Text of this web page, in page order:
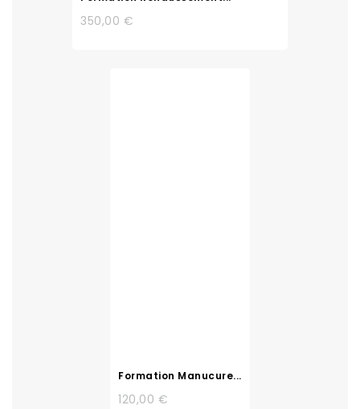
350,00 €
Formation Manucure...
120,00 €